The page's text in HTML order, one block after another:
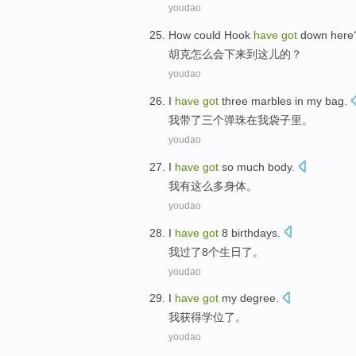
youdao
How could Hook have got down here
胡克怎么会下来到这儿的？
youdao
I have got three marbles in my bag
我带了三个弹珠在我袋子里 。
youdao
I have got so much body.
我有这么多身体。
youdao
I have got 8 birthdays
我过了8个生日了 。
youdao
I have got my degree.
我获得学位了。
youdao